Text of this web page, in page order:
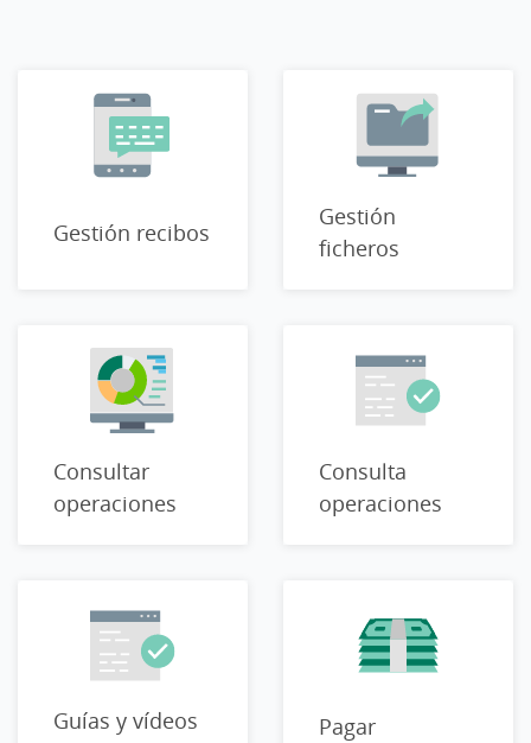
Gestión recibos
Gestión
ficheros
Consultar
operaciones
Consulta
operaciones
Guías y vídeos
Pagar